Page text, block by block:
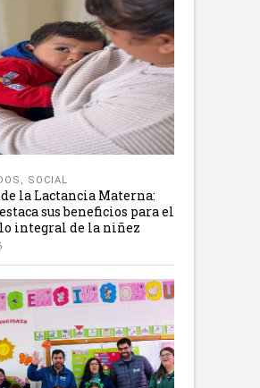
, SOCIAL
la Lactancia Materna:
sus beneficios para el
integral de la niñez